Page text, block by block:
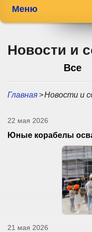
Меню
Новости и
Все
Главная>Новости и
22 мая 2026
Юные корабелы
21 мая 2026